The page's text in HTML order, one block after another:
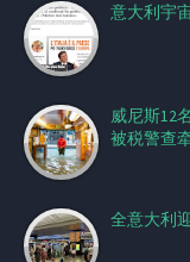
意大利宇
威尼斯12
被税警查
全意大利